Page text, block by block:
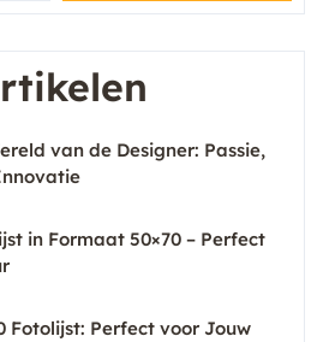
van de Designer: Passie,
in Formaat 50×70 – Perfect
Fotolijst: Perfect voor Jouw